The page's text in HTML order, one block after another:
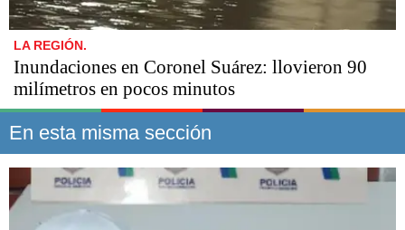
LA REGIÓN.
Inundaciones en Coronel Suárez: llovieron 90
milímetros en pocos minutos
En esta misma sección